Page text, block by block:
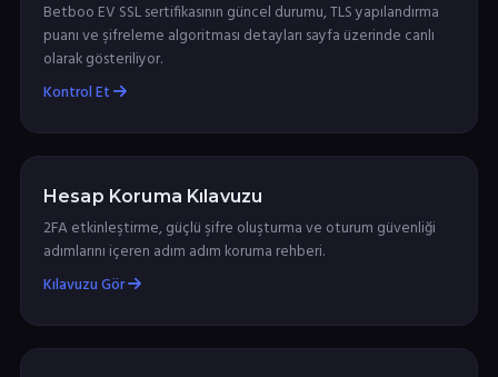
Betboo EV SSL sertifikasının güncel durumu, TLS yapılandırma
puanı ve şifreleme algoritması detayları sayfa üzerinde canlı
olarak gösteriliyor.
Kontrol Et
Hesap Koruma Kılavuzu
2FA etkinleştirme, güçlü şifre oluşturma ve oturum güvenliği
adımlarını içeren adım adım koruma rehberi.
Kılavuzu Gör